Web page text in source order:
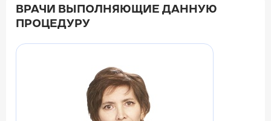
ВРАЧИ ВЫПОЛНЯЮЩИЕ ДАННУЮ
ПРОЦЕДУРУ